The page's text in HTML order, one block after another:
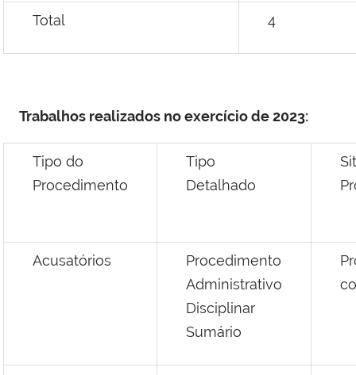
Total 4
Trabalhos realizados no exercício de 2023:
Tipo do
Procedimento
Tipo
Detalhado
Acusatórios
Procedimento
Administrativo
Disciplinar
Sumário